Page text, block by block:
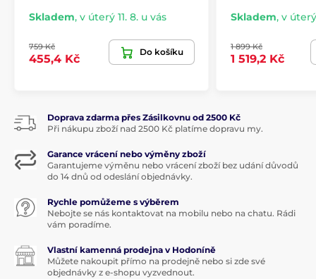
Skladem, v úterý 11. 8. u vás
759 Kč
455,4 Kč
Do košíku
Skladem, v úterý
1 899 Kč
1 519,2 Kč
Doprava zdarma přes Zásilkovnu od 2500 Kč
Při nákupu zboží nad 2500 Kč platíme dopravu my.
Garance vrácení nebo výměny zboží
Garantujeme výměnu nebo vrácení zboží bez udání důvodů
do 14 dnů od odeslání objednávky.
Rychle pomůžeme s výběrem
Nebojte se nás kontaktovat na mobilu nebo na chatu. Rádi
vám poradíme.
Vlastní kamenná prodejna v Hodoníně
Můžete nakoupit přímo na prodejně nebo si zde své
objednávky z e-shopu vyzvednout.